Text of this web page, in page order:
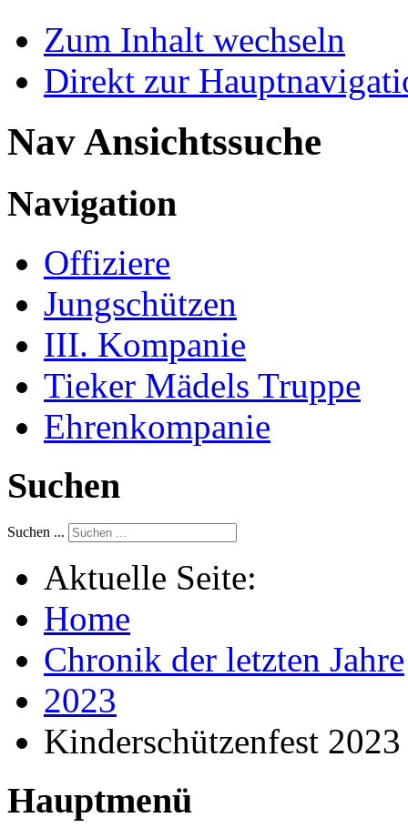
Zum Inhalt wechseln
Direkt zur
Nav Ansichtssuche
Navigation
Offiziere
Jungschützen
III. Kompanie
Tieker Mädels Truppe
Ehrenkompanie
Suchen
Suchen ...
Aktuelle Seite:
Home
Chronik der letzten Jahre
2023
Kinderschützenfest 2023
Hauptmenü